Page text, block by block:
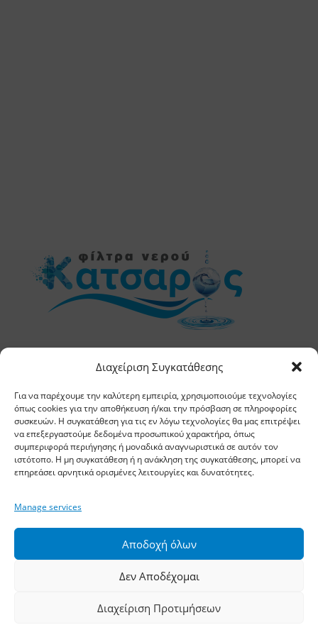
Διαχείριση Συγκατάθεσης
Για να παρέχουμε την καλύτερη εμπειρία, χρησιμοποιούμε τεχνολογίες
όπως cookies για την αποθήκευση ή/και την πρόσβαση σε πληροφορίες
συσκευών. Η συγκατάθεση για τις εν λόγω τεχνολογίες θα μας επιτρέψει
να επεξεργαστούμε δεδομένα προσωπικού χαρακτήρα, όπως
συμπεριφορά περιήγησης ή μοναδικά αναγνωριστικά σε αυτόν τον
ιστότοπο. Η μη συγκατάθεση ή η ανάκληση της συγκατάθεσης, μπορεί να
επηρεάσει αρνητικά ορισμένες λειτουργίες και δυνατότητες.
Manage services
Αποδοχή όλων
Δεν Αποδέχομαι
Διαχείριση Προτιμήσεων
Χρήσιμες Πληροφορίες
Επικοινωνία
Η εταιρεία
Σημεία Πώλησης
Χρήσιμες Συμβουλές
Είσοδος B2B
Τρόποι Πληρωμής Αποστολής